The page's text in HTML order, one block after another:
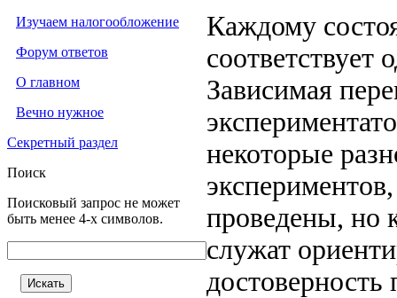
Изучаем налогообложение
Форум ответов
О главном
Вечно нужное
Секретный раздел
Поиск
Поисковый запрос не может
быть менее 4-х символов.
Каждому
соответствует
Зависимая
некоторые
проведены, но
служат
достоверность